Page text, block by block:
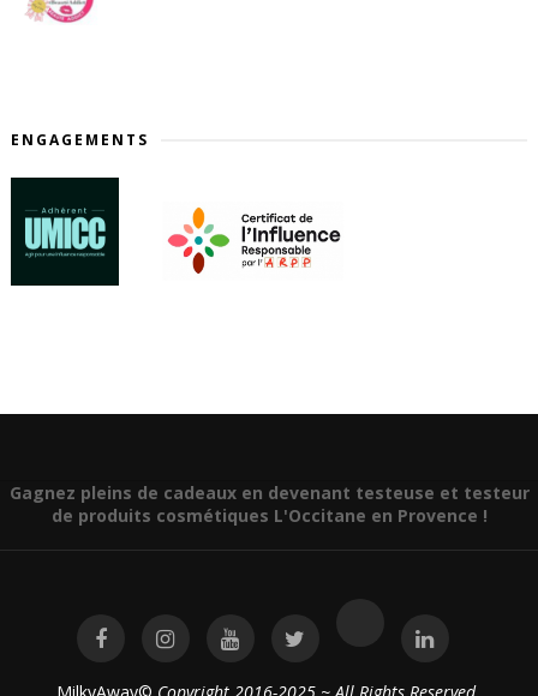
ENGAGEMENTS
Gagnez pleins de cadeaux en devenant testeuse et testeur
de produits cosmétiques L'Occitane en Provence !